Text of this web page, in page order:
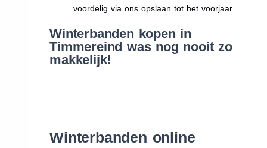
voordelig via ons opslaan tot het voorjaar.
Winterbanden kopen in
Timmereind was nog nooit zo
makkelijk!
Winterbanden online